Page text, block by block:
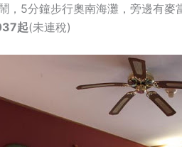
，5分鐘步行奧南海灘，旁邊有麥
起(未連稅)